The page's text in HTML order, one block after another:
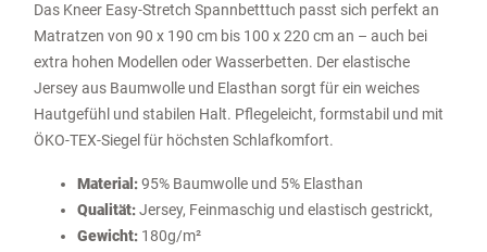
Das Kneer Easy-Stretch Spannbetttuch passt sich perfekt an
Matratzen von 90 x 190 cm bis 100 x 220 cm an – auch bei
extra hohen Modellen oder Wasserbetten. Der elastische
Jersey aus Baumwolle und Elasthan sorgt für ein weiches
Hautgefühl und stabilen Halt. Pflegeleicht, formstabil und mit
ÖKO-TEX-Siegel für höchsten Schlafkomfort.
Material:95% Baumwolle und 5% Elasthan
Qualität:Jersey, Feinmaschig und elastisch gestrickt,
Gewicht: 180g/m²